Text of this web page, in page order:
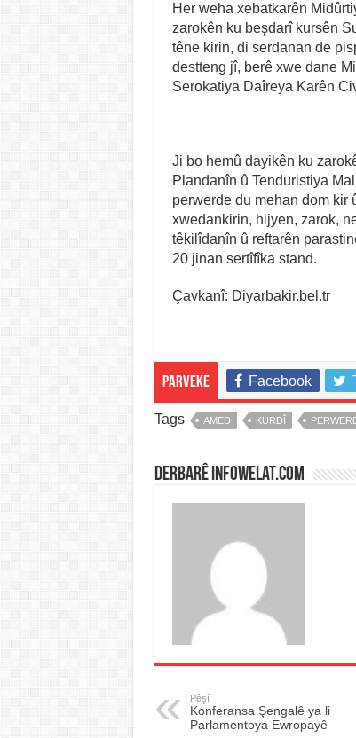
Her weha xebatkarên
zarokên ku beşdarî kursên
têne kirin, di serdanan de
destteng jî, berê xwe dane
Serokatiya Daîreya Karên
Ji bo hemû dayikên ku
Plandanîn û Tenduristiya
perwerde du mehan dom kir
xwedankirin, hijyen, zarok,
têkilîdanîn û reftarên
20 jinan sertîfîka stand.
Çavkanî: Diyarbakir.bel.tr
Parveke Facebook
Tags AMED KURDÎ
Derbarê infowelat.com
Pêşî
Konferansa Şengalê ya li
Parlamentoya Ewropayê